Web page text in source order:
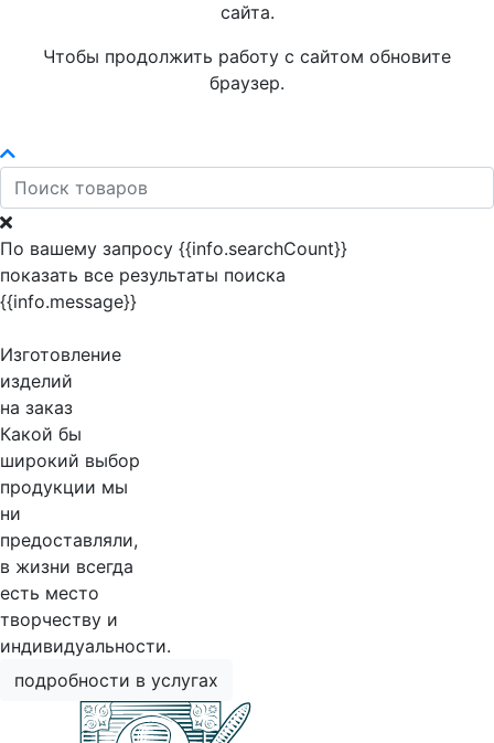
сайта.
Чтобы продолжить работу с сайтом обновите
браузер.
По вашему запросу {{info.searchCount}}
показать все результаты поиска
{{info.message}}
Изготовление
изделий
на заказ
Какой бы
широкий выбор
продукции мы
ни
предоставляли,
в жизни всегда
есть место
творчеству и
индивидуальности.
подробности в услугах